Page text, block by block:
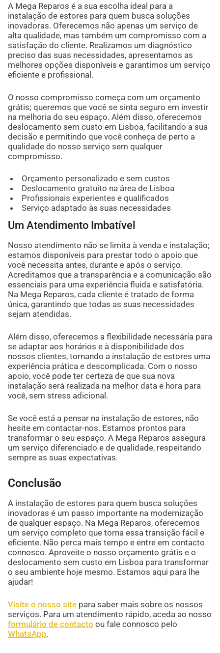
A Mega Reparos é a sua escolha ideal para a
instalação de estores para quem busca soluções
inovadoras. Oferecemos não apenas um serviço de
alta qualidade, mas também um compromisso com a
satisfação do cliente. Realizamos um diagnóstico
preciso das suas necessidades, apresentamos as
melhores opções disponíveis e garantimos um serviço
eficiente e profissional.
O nosso compromisso começa com um orçamento
grátis; queremos que você se sinta seguro em investir
na melhoria do seu espaço. Além disso, oferecemos
deslocamento sem custo em Lisboa, facilitando a sua
decisão e permitindo que você conheça de perto a
qualidade do nosso serviço sem qualquer
compromisso.
Orçamento personalizado e sem custos
Deslocamento gratuito na área de Lisboa
Profissionais experientes e qualificados
Serviço adaptado às suas necessidades
Um Atendimento Imbatível
Nosso atendimento não se limita à venda e instalação;
estamos disponíveis para prestar todo o apoio que
você necessita antes, durante e após o serviço.
Acreditamos que a transparência e a comunicação são
essenciais para uma experiência fluida e satisfatória.
Na Mega Reparos, cada cliente é tratado de forma
única, garantindo que todas as suas necessidades
sejam atendidas.
Além disso, oferecemos a flexibilidade necessária para
se adaptar aos horários e à disponibilidade dos
nossos clientes, tornando a instalação de estores uma
experiência prática e descomplicada. Com o nosso
apoio, você pode ter certeza de que sua nova
instalação será realizada na melhor data e hora para
você, sem stress adicional.
Se você está a pensar na instalação de estores, não
hesite em contactar-nos. Estamos prontos para
transformar o seu espaço. A Mega Reparos assegura
um serviço diferenciado e de qualidade, respeitando
sempre as suas expectativas.
Conclusão
A instalação de estores para quem busca soluções
inovadoras é um passo importante na modernização
de qualquer espaço. Na Mega Reparos, oferecemos
um serviço completo que torna essa transição fácil e
eficiente. Não perca mais tempo e entre em contacto
connosco. Aproveite o nosso orçamento grátis e o
deslocamento sem custo em Lisboa para transformar
o seu ambiente hoje mesmo. Estamos aqui para lhe
ajudar!
Visite o nosso sitepara saber mais sobre os nossos
serviços. Para um atendimento rápido, aceda ao nosso
formulário de contacto ou fale connosco pelo
WhatsApp.